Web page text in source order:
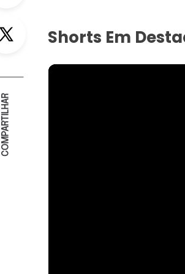
COMPARTILHAR
Shorts Em